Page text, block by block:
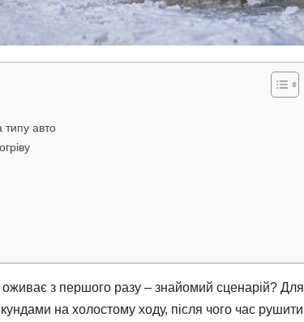
типу авто
з першого разу – знайомий сценарій? Для
на холостому ходу, після чого час рушити